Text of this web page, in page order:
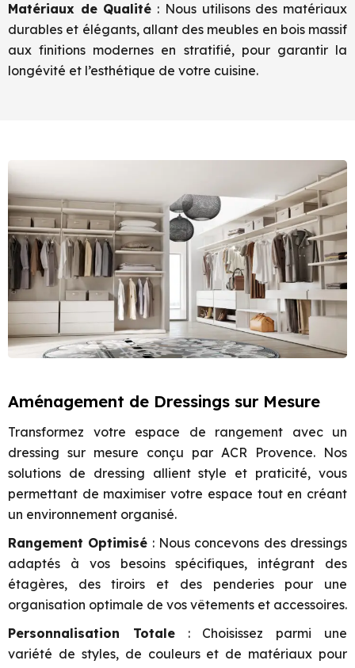
Matériaux de Qualité : Nous utilisons des matériaux
durables et élégants, allant des meubles en bois massif
aux finitions modernes en stratifié, pour garantir la
longévité et l’esthétique de votre cuisine.
Aménagement de Dressings sur Mesure
Transformez votre espace de rangement avec un
dressing sur mesure conçu par ACR Provence. Nos
solutions de dressing allient style et praticité, vous
permettant de maximiser votre espace tout en créant
un environnement organisé.
Rangement Optimisé : Nous concevons des dressings
adaptés à vos besoins spécifiques, intégrant des
étagères, des tiroirs et des penderies pour une
organisation optimale de vos vêtements et accessoires.
Personnalisation Totale: Choisissez parmi une
variété de styles, de couleurs et de matériaux pour